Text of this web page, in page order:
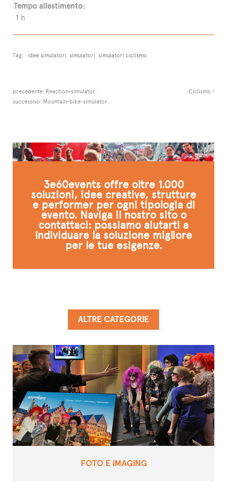
Tempo allestimento:
1 h
Tag: idee simulatori simulatori simulatori ciclismo
precedente: Reaction-simulator
successivo: Mountain-bike-simulator
Ciclismo
3e60events offre oltre 1.000
soluzioni, idee creative, strutture
e performer per ogni tipologia di
evento. Naviga il nostro sito o
contattaci: possiamo aiutarti a
individuare la soluzione migliore
per le tue esigenze.
ALTRE CATEGORIE
FOTO E IMAGING